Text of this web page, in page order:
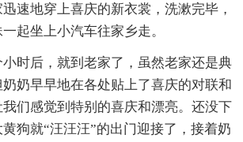
速地穿上喜庆的新衣裳，洗漱完毕，
起坐上小汽车往家乡走。
时后，就到老家了，虽然老家还是典
奶早早地在各处贴上了喜庆的对联和
们感觉到特别的喜庆和漂亮。还没下
狗就“汪汪汪”的出门迎接了，接着奶